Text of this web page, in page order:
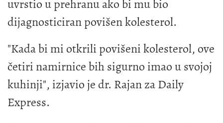
uvrstio u prehranu ako bi mu bio
dijagnosticiran povišen kolesterol.
"Kada bi mi otkrili povišeni kolesterol, ove
četiri namirnice bih sigurno imao u svojoj
kuhinji", izjavio je dr. Rajan za Daily
Express.